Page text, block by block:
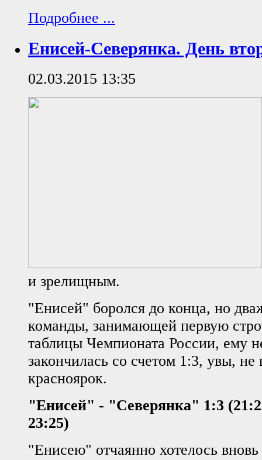
Подробнее ...
Енисей-Северянка. День
02.03.2015 13:35
и зрелищным.
"Енисей" боролся до конца, но
команды, занимающей первую
таблицы Чемпионата России, ему
закончилась со счетом 1:3, увы, не
красноярок.
"Енисей" - "Северянка" 1:3
23:25)
"Енисею" отчаянно хотелось вновь